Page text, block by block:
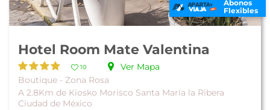
Abonos
Flexibles
Hotel Room Mate Valentina
10
Ver Mapa
Boutique - Zona Rosa
A 2.8Km de Kiosko Morisco Santa María la Ribera
Ciudad de México